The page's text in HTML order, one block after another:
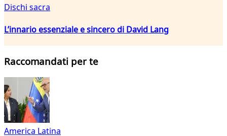
Dischi sacra
L’innario essenziale e sincero di David Lang
Raccomandati per te
America Latina